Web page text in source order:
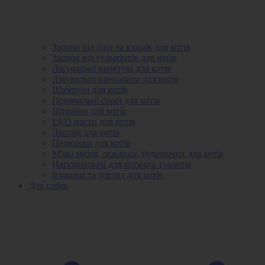
Засоби від бліх та кліщів для котів
Засоби від гельмінтів для котів
Лікувальні шампуні для котів
Лікувальні препарати для котів
Шампуні для котів
Привчальні спреї для котів
Вітаміни для котів
ЕКО пасти для котів
Ласощі для котів
Пелюшки для котів
М'які місця, лежанки, будиночки для котів
Наповнювачі для котячих туалетів
Іграшки та догляд для котів
Для собак